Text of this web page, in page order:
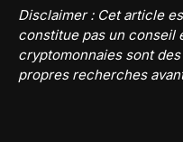
Disclaimer : Cet article
constitue pas un conseil
cryptomonnaies sont
propres recherches